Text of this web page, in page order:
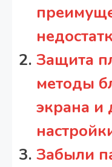
Защита
методы
экрана и
Забыли